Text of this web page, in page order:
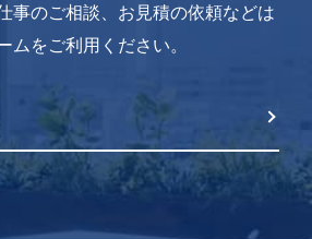
事のご相談、お見積の依頼などは
ムをご利用ください。